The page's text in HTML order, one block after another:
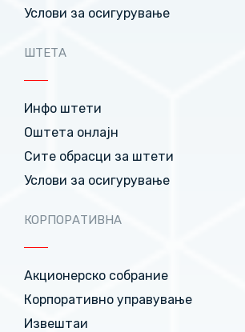
Услови за осигурување
ШТЕТА
Инфо штети
Оштета онлајн
Сите обрасци за штети
Услови за осигурување
КОРПОРАТИВНА
Акционерско собрание
Корпоративно управување
Извештаи